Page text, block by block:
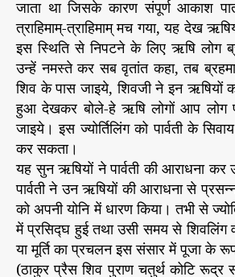
जाता था जिसके कारण संपूर्ण आकाश
त्राहिमाम्-त्राहिमाम् मच गया, यह देख
इस स्थिति से निपटने के लिए ऋषि लोग
उन्हें नमस्ते कर सब वृतांत कहा, तब
शिव के पास जाइये, शिवजी ने इन ऋषियों
हुआ देखकर बोले-हे ऋषि लोगों आप लोग
जाइये। इस ज्योर्तिलिंग को पार्वती के
कर सकता।
यह सुन ऋषियों ने पार्वती की आराधना कर
पार्वती ने उन ऋषियों की आराधना से
को अपनी योनि में धारण किया। तभी से
में प्रसिद्घ हुई तथा उसी समय से शिवलिंग व
या मूर्ति का प्रचलन इस संसार में पूजा के
(ठाकुर प्रैस शिव पुराण चतुर्थ कोटि रूद्र